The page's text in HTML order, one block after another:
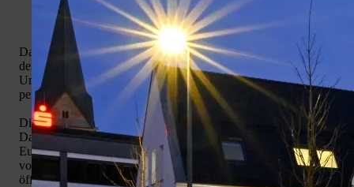
Das Telemediengesetz (TMG) verpflichtet den Diensteanbieter
den Nutzer zu Beginn des Nutzungsvorgangs über Art,
Umfang und Zwecke der Erhebung und Verwendung von
personenbezogenen Daten zu informieren.
Die am 25.Mai 2018 in Kraft tretende Europäische
Datenschutzgrundverordnung ist eine Verordnung der
Europäischen Union, mit der die Regeln für die Verarbeitung
von personenbezogenen Daten durch private Unternehmen und
öffentliche Stellen EU- weit vereinheitlicht werden.